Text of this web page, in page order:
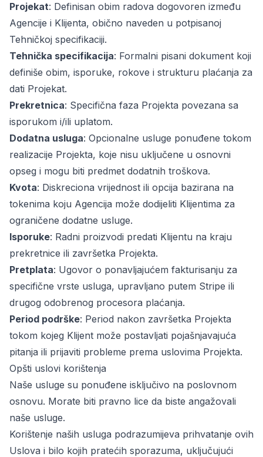
Projekat: Definisan obim radova dogovoren između
Agencije i Klijenta, obično naveden u potpisanoj
Tehničkoj specifikaciji.
Tehnička specifikacija: Formalni pisani dokument koji
definiše obim, isporuke, rokove i strukturu plaćanja za
dati Projekat.
Prekretnica: Specifična faza Projekta povezana sa
isporukom i/ili uplatom.
Dodatna usluga: Opcionalne usluge ponuđene tokom
realizacije Projekta, koje nisu uključene u osnovni
opseg i mogu biti predmet dodatnih troškova.
Kvota: Diskreciona vrijednost ili opcija bazirana na
tokenima koju Agencija može dodijeliti Klijentima za
ograničene dodatne usluge.
Isporuke: Radni proizvodi predati Klijentu na kraju
prekretnice ili završetka Projekta.
Pretplata: Ugovor o ponavljajućem fakturisanju za
specifične vrste usluga, upravljano putem Stripe ili
drugog odobrenog procesora plaćanja.
Period podrške: Period nakon završetka Projekta
tokom kojeg Klijent može postavljati pojašnjavajuća
pitanja ili prijaviti probleme prema uslovima Projekta.
Opšti uslovi korištenja
Naše usluge su ponuđene isključivo na poslovnom
osnovu. Morate biti pravno lice da biste angažovali
naše usluge.
Korištenje naših usluga podrazumijeva prihvatanje ovih
Uslova i bilo kojih pratećih sporazuma, uključujući